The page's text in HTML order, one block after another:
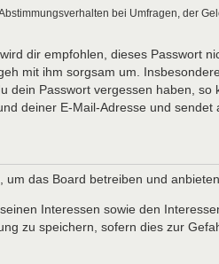
bei Umfragen, der
dir empfohlen, dieses Passwort
mit ihm sorgsam um.
Passwort vergessen haben, so
deiner E-Mail-Adresse und
das Board betreiben und
Interessen sowie den
zu speichern, sofern dies zur